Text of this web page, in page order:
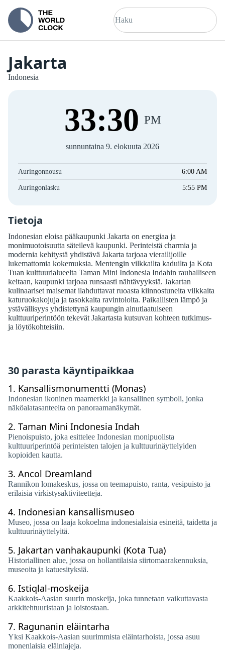
Jakarta
Indonesia
33:30 PM
sunnuntaina 9. elokuuta 2026
Auringonnousu 6:00 AM
Auringonlasku 5:55 PM
Tietoja
Indonesian eloisa pääkaupunki Jakarta on energiaa ja
monimuotoisuutta säteilevä kaupunki. Perinteistä charmia ja
modernia kehitystä yhdistävä Jakarta tarjoaa vierailijoille
lukemattomia kokemuksia. Mentengin vilkkailta kaduilta ja Kota
Tuan kulttuurialueelta Taman Mini Indonesia Indahin rauhalliseen
keitaan, kaupunki tarjoaa runsaasti nähtävyyksiä. Jakartan
kulinaariset maisemat ilahduttavat ruoasta kiinnostuneita vilkkaita
katuruokakojuja ja tasokkaita ravintoloita. Paikallisten lämpö ja
ystävällisyys yhdistettynä kaupungin ainutlaatuiseen
kulttuuriperintöön tekevät Jakartasta kutsuvan kohteen tutkimus-
ja löytökohteisiin.
30 parasta käyntipaikkaa
1. Kansallismonumentti (Monas)
Indonesian ikoninen maamerkki ja kansallinen symboli, jonka
näköalatasanteelta on panoraamanäkymät.
2. Taman Mini Indonesia Indah
Pienoispuisto, joka esittelee Indonesian monipuolista
kulttuuriperintöä perinteisten talojen ja kulttuurinäyttelyiden
kopioiden kautta.
3. Ancol Dreamland
Rannikon lomakeskus, jossa on teemapuisto, ranta, vesipuisto ja
erilaisia ​​virkistysaktiviteetteja.
4. Indonesian kansallismuseo
Museo, jossa on laaja kokoelma indonesialaisia ​​esineitä, taidetta ja
kulttuurinäyttelyitä.
5. Jakartan vanhakaupunki (Kota Tua)
Historiallinen alue, jossa on hollantilaisia ​​siirtomaarakennuksia,
museoita ja katuesityksiä.
6. Istiqlal-moskeija
Kaakkois-Aasian suurin moskeija, joka tunnetaan vaikuttavasta
arkkitehtuuristaan ​​ja loistostaan.
7. Ragunanin eläintarha
Yksi Kaakkois-Aasian suurimmista eläintarhoista, jossa asuu
monenlaisia ​​eläinlajeja.